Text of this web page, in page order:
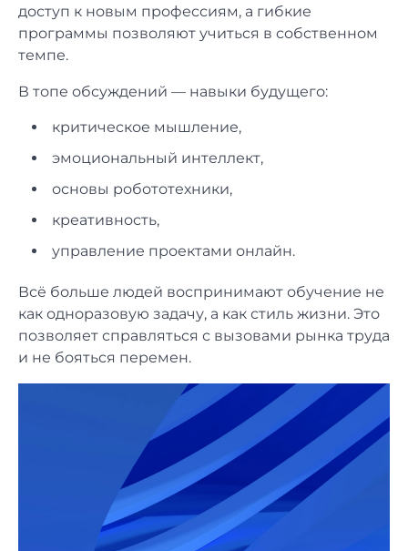
доступ к новым профессиям, а гибкие
программы позволяют учиться в собственном
темпе.
В топе обсуждений — навыки будущего:
критическое мышление,
эмоциональный интеллект,
основы робототехники,
креативность,
управление проектами онлайн.
Всё больше людей воспринимают обучение не
как одноразовую задачу, а как стиль жизни. Это
позволяет справляться с вызовами рынка труда
и не бояться перемен.